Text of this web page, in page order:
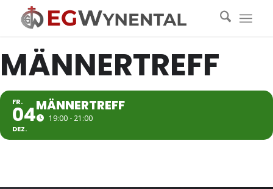
MÄNNERTREFF
FR.
04
DEZ.
MÄNNERTREFF
19:00 - 21:00